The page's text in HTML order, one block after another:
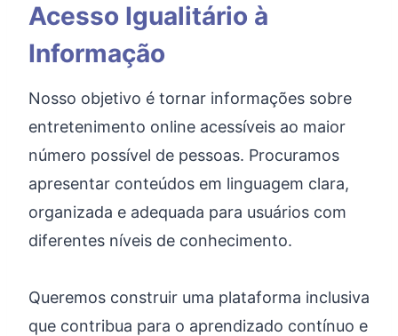
Acesso Igualitário à
Informação
Nosso objetivo é tornar informações sobre
entretenimento online acessíveis ao maior
número possível de pessoas. Procuramos
apresentar conteúdos em linguagem clara,
organizada e adequada para usuários com
diferentes níveis de conhecimento.
Queremos construir uma plataforma inclusiva
que contribua para o aprendizado contínuo e